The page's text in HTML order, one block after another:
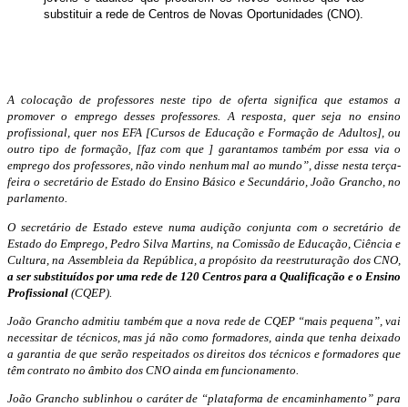
substituir a rede de Centros de Novas Oportunidades (CNO).
A colocação de professores neste tipo de oferta significa que estamos a
promover o emprego desses professores. A resposta, quer seja no ensino
profissional, quer nos EFA [Cursos de Educação e Formação de Adultos], ou
outro tipo de formação, [faz com que ] garantamos também por essa via o
emprego dos professores, não vindo nenhum mal ao mundo”, disse nesta terça-
feira o secretário de Estado do Ensino Básico e Secundário, João Grancho, no
parlamento.
O secretário de Estado esteve numa audição conjunta com o secretário de
Estado do Emprego, Pedro Silva Martins, na Comissão de Educação, Ciência e
Cultura, na Assembleia da República, a propósito da reestruturação dos CNO,
a ser substituídos por uma rede de 120 Centros para a Qualificação e o Ensino
Profissional (CQEP).
João Grancho admitiu também que a nova rede de CQEP “mais pequena”, vai
necessitar de técnicos, mas já não como formadores, ainda que tenha deixado
a garantia de que serão respeitados os direitos dos técnicos e formadores que
têm contrato no âmbito dos CNO ainda em funcionamento.
João Grancho sublinhou o caráter de “plataforma de encaminhamento” para